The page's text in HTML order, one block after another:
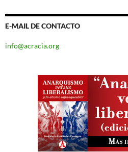
E-MAIL DE CONTACTO
info@acracia.org